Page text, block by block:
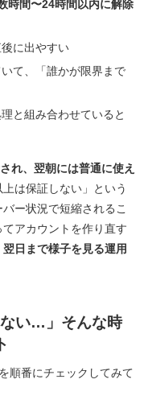
時間〜24時間以内に解除
に出やすい
て、「誰かが限界まで
と組み合わせていると
れ、翌朝には普通に使え
は保証しない」という
ー状況で短縮されるこ
アカウントを作り直す
日まで様子を見る運用
ない…」そんな時
順番にチェックしてみて